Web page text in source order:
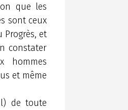
que les
sont ceux
et
constater
hommes
et même
de toute